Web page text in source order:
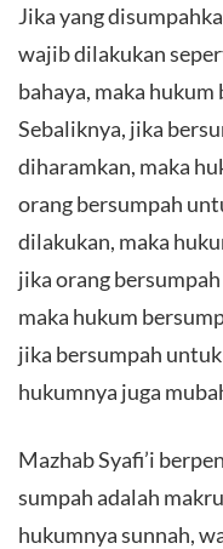
Jika yang
wajib dilakukan
bahaya, maka
Sebaliknya, jika
diharamkan, maka
orang bersumpah
dilakukan, maka
jika orang
maka hukum
jika bersumpah
hukumnya juga
Mazhab Syafi’i
sumpah adalah
hukumnya sunnah,